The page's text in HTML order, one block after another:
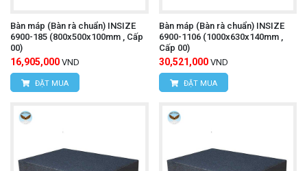
Bàn máp (Bàn rà chuẩn) INSIZE
6900-185 (800x500x100mm , Cấp
00)
16,905,000 VND
ĐẶT MUA
Bàn máp (Bàn rà chuẩn) INSIZE
6900-1106 (1000x630x140mm ,
Cấp 00)
30,521,000 VND
ĐẶT MUA